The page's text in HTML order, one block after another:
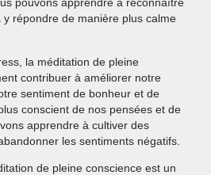
y répondre de manière plus calme
la méditation de pleine
contribuer à améliorer notre
sentiment de bonheur et de
conscient de nos pensées et de
apprendre à cultiver des
les sentiments négatifs.
de pleine conscience est un